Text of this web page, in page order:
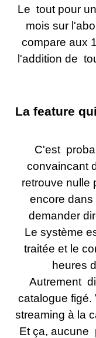
Le tout pour
mois sur
compare aux
l'addition de
La feature
C'est
convaincant
retrouve nulle
encore
demander
Le système
traitée et le
heures
Autrement
catalogue
streaming à la
Et ça, aucune